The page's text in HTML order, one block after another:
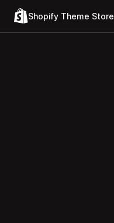
Shopify Theme Store